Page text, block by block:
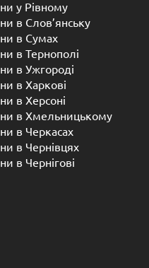
у ​​Рівному
в Слов’янську
в Сумах
в Тернополі
в Ужгороді
в Харкові
в Херсоні
в Хмельницькому
в Черкасах
в Чернівцях
в Чернігові